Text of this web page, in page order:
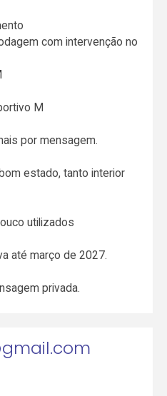
com intervenção no
M
por mensagem.
estado, tanto interior
utilizados
até março de 2027.
privada.